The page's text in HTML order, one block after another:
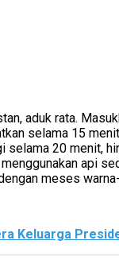
aduk rata.
selama 15
selama 20 menit,
api
meses
Keluarga